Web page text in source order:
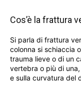
Cos’è la frattura
Si parla di frattura
colonna si schiaccia
trauma lieve o di un
vertebra o più di
e sulla curvatura del